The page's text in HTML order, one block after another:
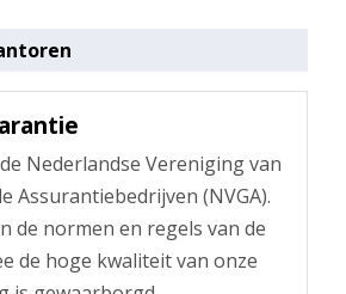
Nederlandse Vereniging van
Assurantiebedrijven (NVGA).
de normen en regels van de
de hoge kwaliteit van onze